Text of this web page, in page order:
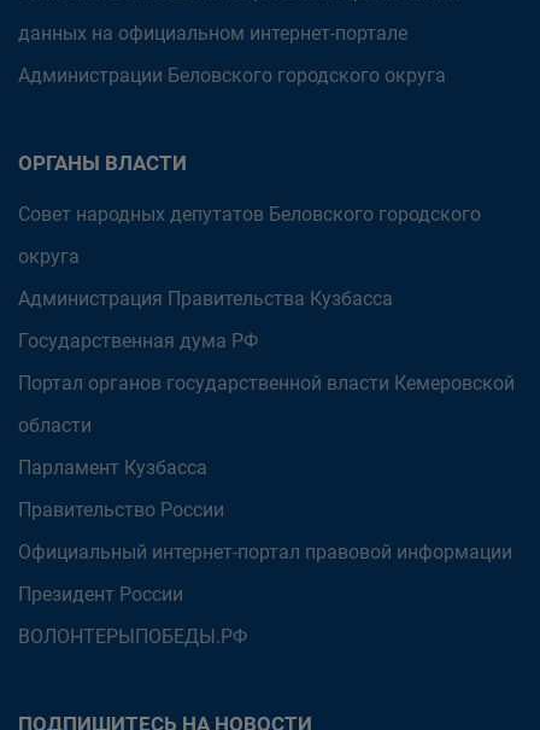
данных на официальном интернет-портале
Администрации Беловского городского округа
ОРГАНЫ ВЛАСТИ
Совет народных депутатов Беловского городского
округа
Администрация Правительства Кузбасса
Государственная дума РФ
Портал органов государственной власти Кемеровской
области
Парламент Кузбасса
Правительство России
Официальный интернет-портал правовой информации
Президент России
ВОЛОНТЕРЫПОБЕДЫ.РФ
ПОДПИШИТЕСЬ НА НОВОСТИ